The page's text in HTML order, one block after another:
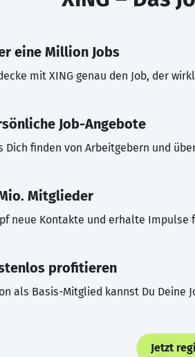
eine Million Jobs
mit XING genau den Job, der
Job-Angebote
Dich finden von Arbeitgebern und
Mitglieder
neue Kontakte und erhalte Impulse
profitieren
als Basis-Mitglied kannst Du Deine
Jetzt